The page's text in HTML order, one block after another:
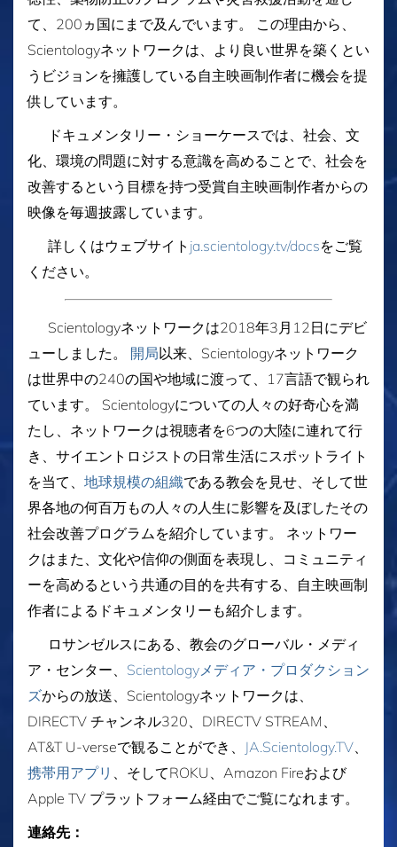
て、200ヵ国にまで及んでいます。 この理由から、
Scientologyネットワークは、より良い世界を築くとい
うビジョンを擁護している自主映画制作者に機会を提
供しています。
ドキュメンタリー・ショーケースでは、社会、文
化、環境の問題に対する意識を高めることで、社会を
改善するという目標を持つ受賞自主映画制作者からの
映像を毎週披露しています。
詳しくはウェブサイト ja.scientology.tv/docsをご覧
ください。
Scientologyネットワークは2018年3月12日にデビ
ューしました。 開局以来、Scientologyネットワーク
は世界中の240の国や地域に渡って、17言語で観られ
ています。 Scientologyについての人々の好奇心を満
たし、ネットワークは視聴者を6つの大陸に連れて行
き、サイエントロジストの日常生活にスポットライト
を当て、 地球規模の組織である教会を見せ、そして世
界各地の何百万もの人々の人生に影響を及ぼしたその
社会改善プログラムを紹介しています。 ネットワー
クはまた、文化や信仰の側面を表現し、コミュニティ
ーを高めるという共通の目的を共有する、自主映画制
作者によるドキュメンタリーも紹介します。
ロサンゼルスにある、教会のグローバル・メディ
ア・センター、 Scientologyメディア・プロダクション
ズからの放送、Scientologyネットワークは、
DIRECTV チャンネル320、DIRECTV STREAM、
AT&T U-verseで観ることができ、 JA.Scientology.TV
携帯用アプリ
、そしてROKU、Amazon Fireおよび
Apple TV プラットフォーム経由でご覧になれます。
連絡先：